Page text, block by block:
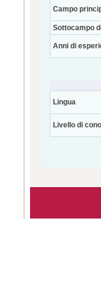
Campo
Sottocampo
Anni di
Lingua
Livello di